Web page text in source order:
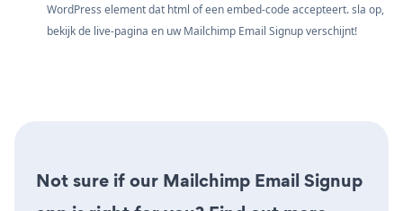
WordPress element dat html of een embed-code accepteert. sla op,
bekijk de live-pagina en uw Mailchimp Email Signup verschijnt!
Not sure if our Mailchimp Email Signup